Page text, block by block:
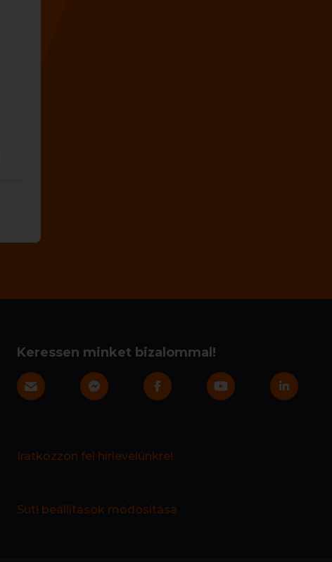
Keressen minket bizalommal!
Iratkozzon fel hírlevelünkre!
Süti beállítások módosítása